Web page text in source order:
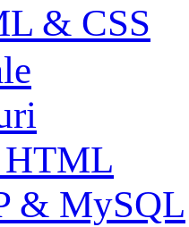
& CSS
& MySQL